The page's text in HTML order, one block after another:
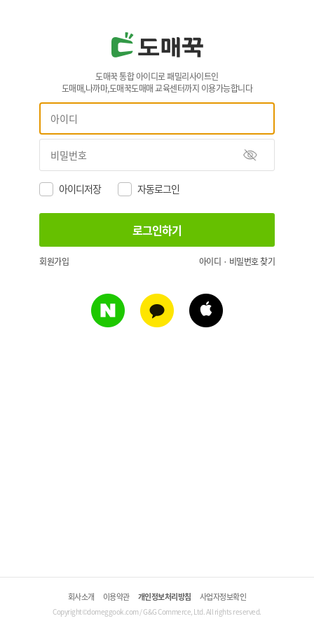
도매꾹 통합 아이디로 패밀리사이트인
도매매,나까마,도매꾹도매매 교육센터까지 이용가능합니다
아이디저장 자동로그인
회원가입 아이디 · 비밀번호 찾기
회사소개 이용약관 개인정보처리방침 사업자정보확인
Copyright©domeggook.com / G&G Commerce, Ltd. All rights reserved.